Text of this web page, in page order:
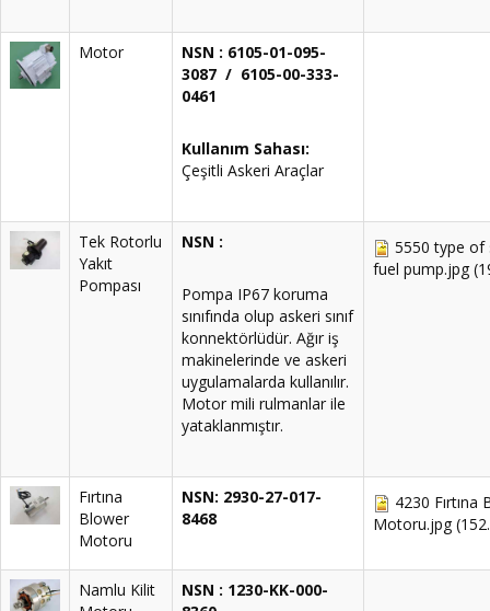
Motor
NSN : 6105-01-095-
3087 / 6105-00-333-
0461
Kullanım Sahası:
Çeşitli Askeri Araçlar
Tek Rotorlu
Yakıt
Pompası
NSN :
Pompa IP67 koruma
sınıfında olup askeri sınıf
konnektörlüdür. Ağır iş
makinelerinde ve askeri
uygulamalarda kullanılır.
Motor mili rulmanlar ile
yataklanmıştır.
5550 type of
fuel pump.jpg
Fırtına
Blower
Motoru
NSN: 2930-27-017-
8468
4230 Fırtına
Motoru.jpg
Namlu Kilit
NSN : 1230-KK-000-